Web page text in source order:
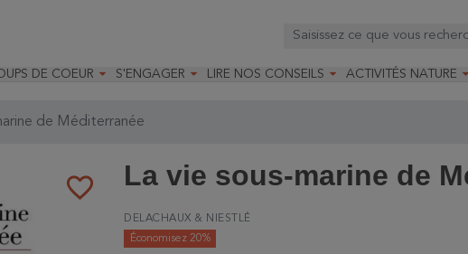
DE COEUR  S'ENGAGER 
Faire un legs
LIRE NOS CONSEILS  ACTIVITÉS NATURE 
de Méditerranée
favorite_border La vie sous-marine de
DELACHAUX & NIESTLÉ
Économisez 20%